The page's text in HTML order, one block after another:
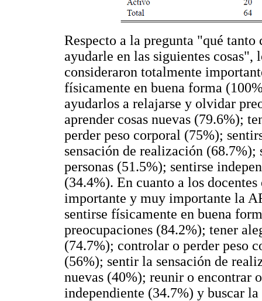
Respecto a la pregunta "qué
ayudarle en las siguientes
consideraron totalmente
físicamente en buena forma
ayudarlos a relajarse y olvidar
aprender cosas nuevas (79.6%);
perder peso corporal (75%);
sensación de realización
personas (51.5%); sentirse
(34.4%). En cuanto a los
importante y muy importante la
sentirse físicamente en buena
preocupaciones (84.2%); tener
(74.7%); controlar o perder peso
(56%); sentir la sensación de
nuevas (40%); reunir o encontrar
independiente (34.7%) y buscar